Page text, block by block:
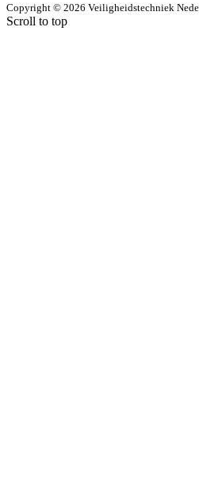
Copyright © 2026 Veiligheidstechniek
Scroll to top